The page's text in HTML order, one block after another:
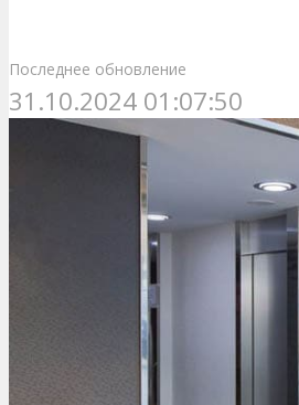
Последнее обновление
31.10.2024 01:07:50